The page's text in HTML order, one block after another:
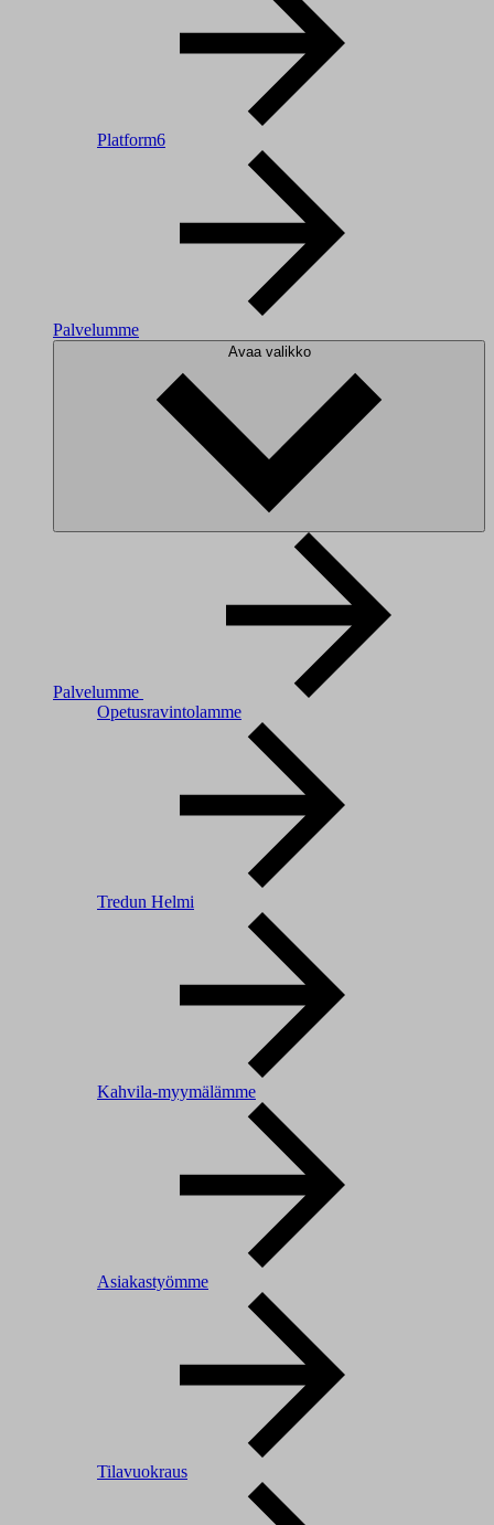
Platform6
Palvelumme
Avaa valikko
Palvelumme
Opetusravintolamme
Tredun Helmi
Kahvila-myymälämme
Asiakastyömme
Tilavuokraus